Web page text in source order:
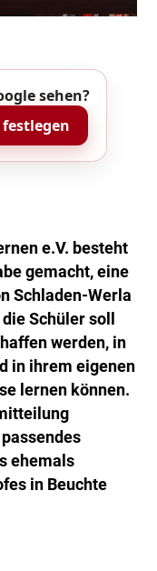
sehen?
e.V. besteht
gemacht, eine
Schladen-Werla
Schüler soll
werden, in
in ihrem eigenen
lernen können.
ehemals
in Beuchte